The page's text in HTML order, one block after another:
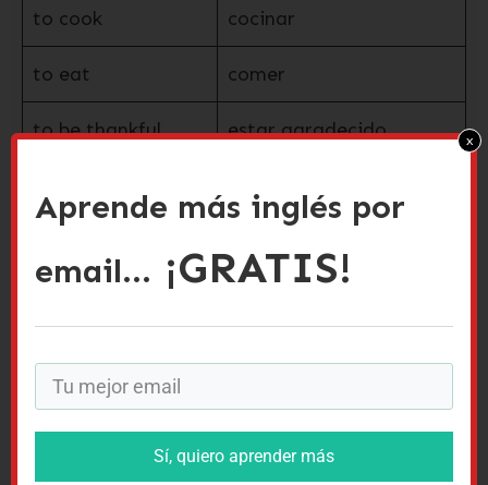
to cook cocinar
to eat comer
to be thankful estar agradecido
Hablando de conjugaciones, ¡qué suerte que
tengo tanta información sobre
verbalesaquí en la web! Así podrás usar los
verbos más importantes en pasado, presente y
Aprende más inglés por
email... ¡GRATIS!
Sí, quiero aprender más
x